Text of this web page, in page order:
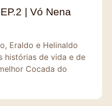
| Vó Nena
Eraldo e Helinaldo
histórias de vida e de
Cocada do